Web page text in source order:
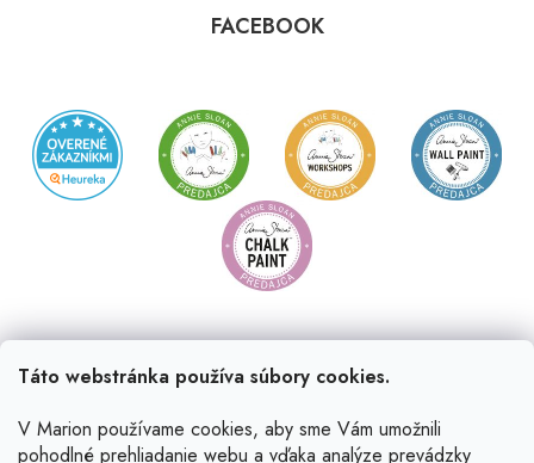
Táto webstránka používa súbory cookies.
V Marion používame cookies, aby sme Vám umožnili
pohodlné prehliadanie webu a vďaka analýze prevádzky
FACEBOOK